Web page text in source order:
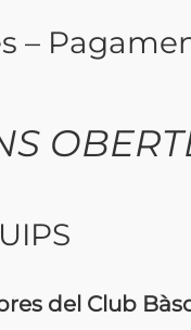
–
del Club